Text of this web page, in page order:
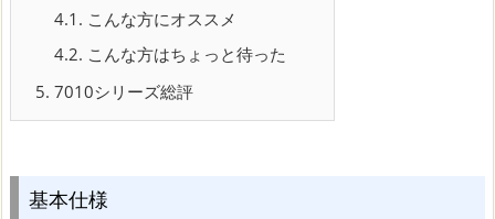
4.1. こんな方にオススメ
4.2. こんな方はちょっと待った
5. 7010シリーズ総評
基本仕様